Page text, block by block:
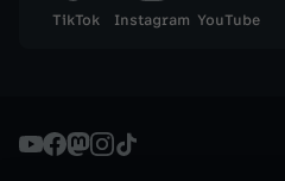
g
r
TikTok Instagram YouTube